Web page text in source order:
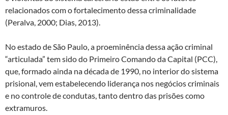
relacionados com o fortalecimento dessa criminalidade
(Peralva, 2000; Dias, 2013).
No estado de São Paulo, a proeminência dessa ação criminal
“articulada” tem sido do Primeiro Comando da Capital (PCC),
que, formado ainda na década de 1990, no interior do sistema
prisional, vem estabelecendo liderança nos negócios criminais
e no controle de condutas, tanto dentro das prisões como
extramuros.